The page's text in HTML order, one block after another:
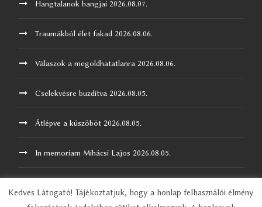
Hangtalanok hangjai 2026.08.07.
Traumákból élet fakad 2026.08.06.
Válaszok a megoldhatatlanra 2026.08.06.
Cselekvésre buzdítva 2026.08.05.
Átlépve a küszöböt 2026.08.05.
In memoriam Mihácsi Lajos 2026.08.05.
Kedves Látogató! Tájékoztatjuk, hogy a honlap felhasználói élmény